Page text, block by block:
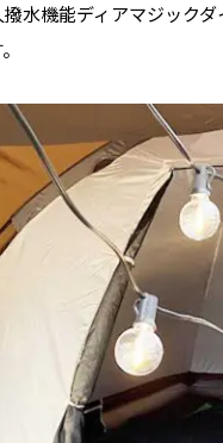
水機能ディアマジック